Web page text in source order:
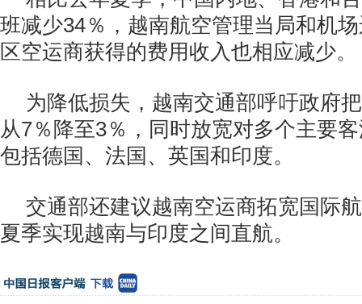
班减少34％，越南航空管理当局和机
区空运商获得的费用收入也相应减少。
为降低损失，越南交通部呼吁政府
从7％降至3％，同时放宽对多个主要
包括德国、法国、英国和印度。
交通部还建议越南空运商拓宽国际
夏季实现越南与印度之间直航。